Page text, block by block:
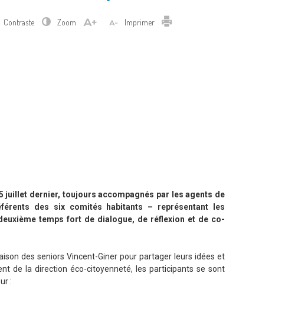
Contraste Zoom Imprimer Imprimer
dernier, toujours accompagnés par les agents de
des six comités habitants – représentant les
temps fort de dialogue, de réflexion et de co-
des seniors Vincent-Giner pour partager leurs idées et
de la direction éco-citoyenneté, les participants se sont
: